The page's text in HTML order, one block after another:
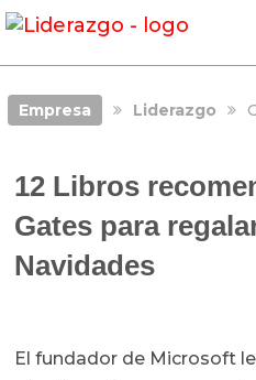
Empresa Liderazgo
12 Libros
Gates para
Navidades
El fundador de Microsoft